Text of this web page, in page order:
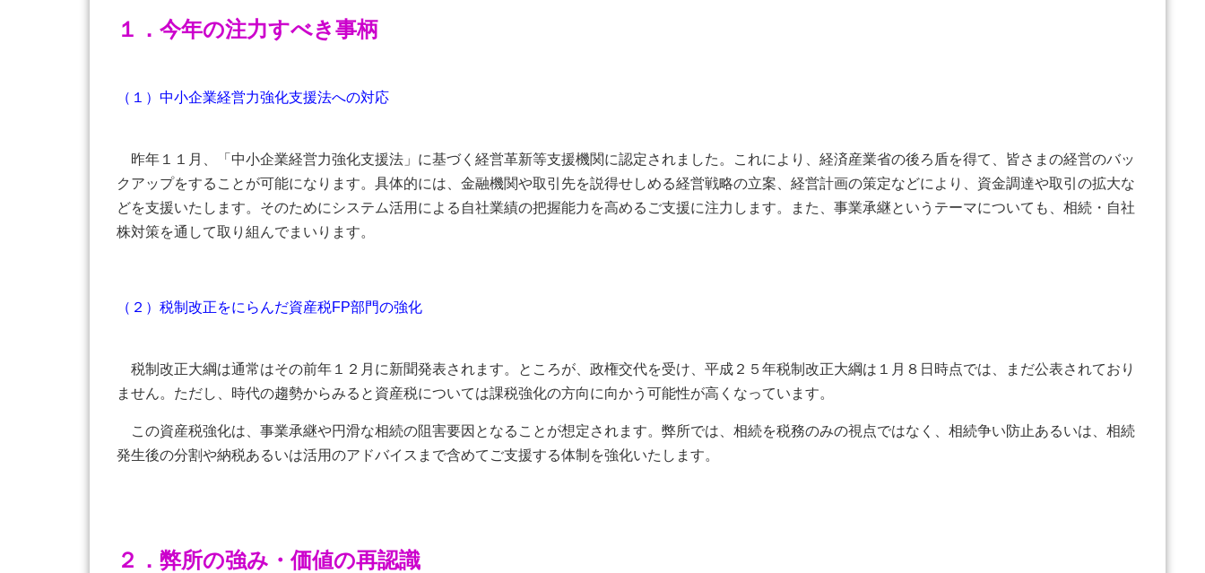
１．今年の注力すべき事柄
（１）中小企業経営力強化支援法への対応
昨年１１月、「中小企業経営力強化支援法」に基づく経営革新等支援機関に認定されました。これにより、経済産業省の後ろ盾を得て、皆さまの経営のバッ
クアップをすることが可能になります。具体的には、金融機関や取引先を説得せしめる経営戦略の立案、経営計画の策定などにより、資金調達や取引の拡大な
どを支援いたします。そのためにシステム活用による自社業績の把握能力を高めるご支援に注力します。また、事業承継というテーマについても、相続・自社
株対策を通して取り組んでまいります。
（２）税制改正をにらんだ資産税FP部門の強化
税制改正大綱は通常はその前年１２月に新聞発表されます。ところが、政権交代を受け、平成２５年税制改正大綱は１月８日時点では、まだ公表されており
ません。ただし、時代の趨勢からみると資産税については課税強化の方向に向かう可能性が高くなっています。
この資産税強化は、事業承継や円滑な相続の阻害要因となることが想定されます。弊所では、相続を税務のみの視点ではなく、相続争い防止あるいは、相続
発生後の分割や納税あるいは活用のアドバイスまで含めてご支援する体制を強化いたします。
２．弊所の強み・価値の再認識